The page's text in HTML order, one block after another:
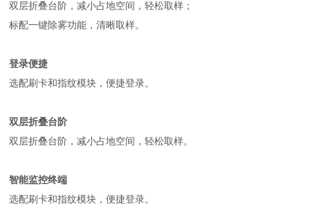
双层折叠台阶，减小占地空间，轻松取样；
标配一键除雾功能，清晰取样。
登录便捷
选配刷卡和指纹模块，便捷登录。
双层折叠台阶
双层折叠台阶，减小占地空间，轻松取样。
智能监控终端
选配刷卡和指纹模块，便捷登录。